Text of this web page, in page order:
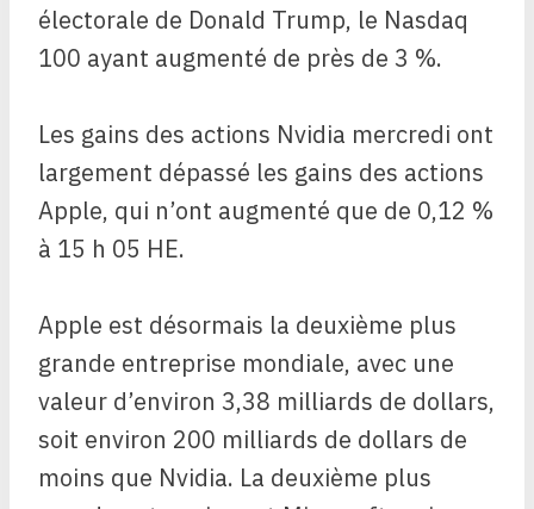
électorale de Donald Trump, le Nasdaq
100 ayant augmenté de près de 3 %.
Les gains des actions Nvidia mercredi ont
largement dépassé les gains des actions
Apple, qui n’ont augmenté que de 0,12 %
à 15 h 05 HE.
Apple est désormais la deuxième plus
grande entreprise mondiale, avec une
valeur d’environ 3,38 milliards de dollars,
soit environ 200 milliards de dollars de
moins que Nvidia. La deuxième plus